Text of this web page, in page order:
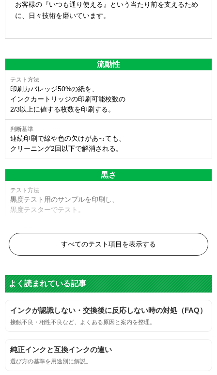
お客様の『いつも通り使える』という当たり前を支えるため
に、日々技術を磨いています。
流動性
印刷カバレッジ50%の紙を、
インクカートリッジの印刷可能枚数の
2/3以上に値する枚数を印刷する。
連続印刷で線や色の欠けがあっても、
クリーニング2回以下で解消される。
黒さ
黒度テスト用のサンプルを印刷し、
黒度テスターでテスト。
黒度の技術基準に適合する。
標準カラーサンプルを印刷する。
鮮やか、リアル、彩度、シャープなど、
におい
すべてのテスト項目を表示する
よく読まれている記事
インクが認識しない・交換後に反応しない時の対処（FAQ）
接触不良・相性不良など、よくある原因と案内を整理。
純正インクと互換インクの違い
選び方の基準を用途別に解説。